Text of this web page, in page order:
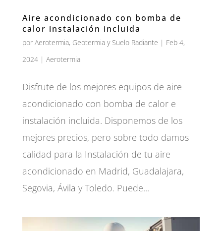
Aire acondicionado con bomba de
calor instalación incluida
por Aerotermia, Geotermia y Suelo Radiante | Feb 4,
2024| Aerotermia
Disfrute de los mejores equipos de aire
acondicionado con bomba de calor e
instalación incluida. Disponemos de los
mejores precios, pero sobre todo damos
calidad para la Instalación de tu aire
acondicionado en Madrid, Guadalajara,
Segovia, Ávila y Toledo. Puede...